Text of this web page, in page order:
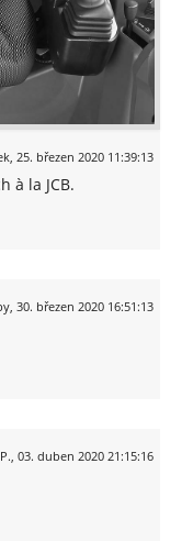
25. březen 2020 11:39:13
à la JCB.
,30. březen 2020 16:51:13
,03. duben 2020 21:15:16